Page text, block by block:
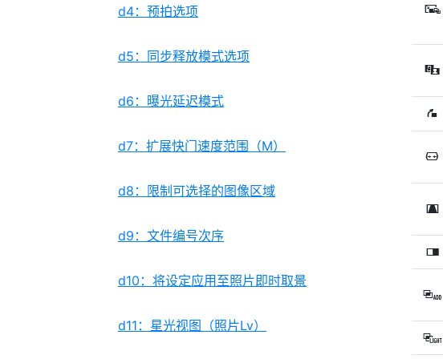
d4：预拍选项
d5：同步释放模式选项
d6：曝光延迟模式
d7：扩展快门速度范围（M）
d8：限制可选择的图像区域
d9：文件编号次序
d10：将设定应用至照片即时取景
d11：星光视图（照片Lv）
f
i
Z
a
e
l
g
h